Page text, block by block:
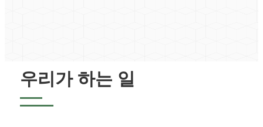
우리가 하는 일